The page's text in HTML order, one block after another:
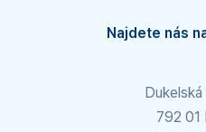
Najdete nás
792 01